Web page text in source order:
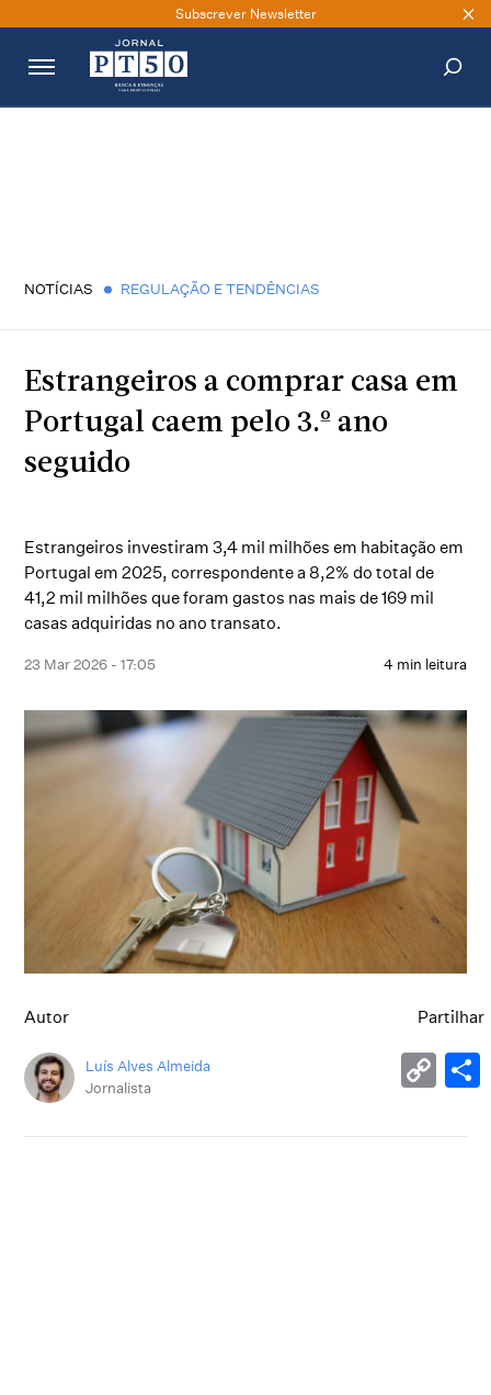
Subscrever Newsletter
NOTÍCIAS REGULAÇÃO E TENDÊNCIAS
Estrangeiros a comprar casa em
Portugal caem pelo 3.º ano
seguido
Estrangeiros investiram 3,4 mil milhões em habitação em
Portugal em 2025, correspondente a 8,2% do total de
41,2 mil milhões que foram gastos nas mais de 169 mil
casas adquiridas no ano transato.
23 Mar 2026 - 17:05 4 min leitura
Autor
Luís Alves Almeida
Jornalista
Partilhar